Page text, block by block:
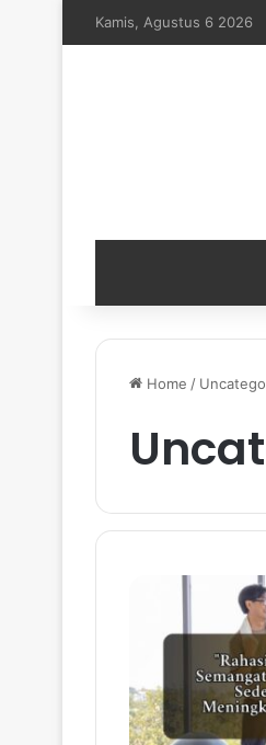
Kamis, Agustus 6 2026
Home /